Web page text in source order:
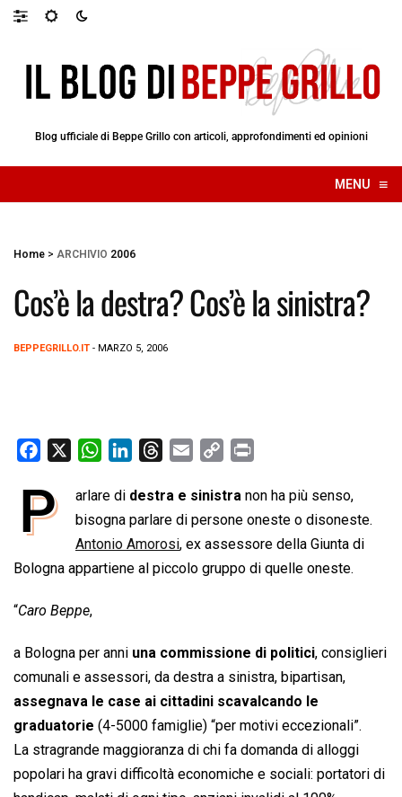
Blog ufficiale di Beppe Grillo con articoli, approfondimenti ed opinioni
MENU ≡
☰
Home > ARCHIVIO 2006
Cos’è la destra? Cos’è la sinistra?
BEPPEGRILLO.IT - MARZO 5, 2006
c
e
o
k
W
a
t
s
A
n
k
e
d
r
e
a
d
a
i
l
p
y
L
i
i
n
t
P arlare di destra e sinistra non ha più senso,
bisogna parlare di persone oneste o disoneste.
Antonio Amorosi, ex assessore della Giunta di
Bologna appartiene al piccolo gruppo di quelle oneste.
“Caro Beppe,
a Bologna per anni una commissione di politici, consiglieri
comunali e assessori, da destra a sinistra, bipartisan,
assegnava le case ai cittadini scavalcando le
graduatorie (4-5000 famiglie) “per motivi eccezionali”.
La stragrande maggioranza di chi fa domanda di alloggi
popolari ha gravi difficoltà economiche e sociali: portatori di